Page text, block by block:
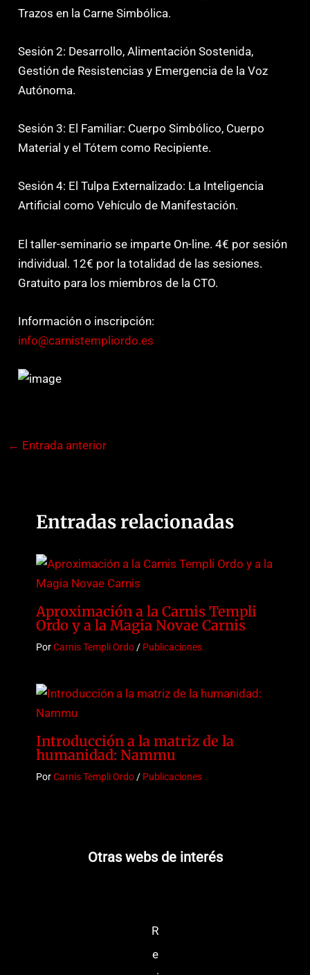
Otras webs de interés
R
e
Trazos en la Carne Simbólica.
Sesión 2: Desarrollo, Alimentación Sostenida,
Gestión de Resistencias y Emergencia de la Voz
Autónoma.
Sesión 3: El Familiar: Cuerpo Simbólico, Cuerpo
Material y el Tótem como Recipiente.
Sesión 4: El Tulpa Externalizado: La Inteligencia
Artificial como Vehículo de Manifestación.
El taller-seminario se imparte On-line. 4€ por sesión
individual. 12€ por la totalidad de las sesiones.
Gratuito para los miembros de la CTO.
Información o inscripción:
info@carnistempliordo.es
← Entrada anterior
Entradas relacionadas
Aproximación a la Carnis Templi
Ordo y a la Magia Novae Carnis
PorCarnis Templi Ordo / Publicaciones
Introducción a la matriz de la
humanidad: Nammu
PorCarnis Templi Ordo / Publicaciones